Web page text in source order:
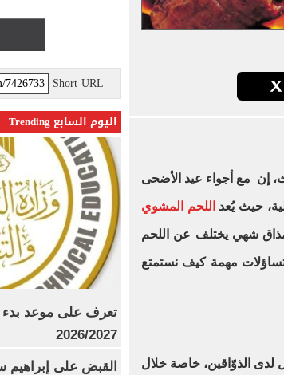
إن مع أجواء عيد الأضحى
حيث يُعد اللحم المشوي
شهي يختلف عن اللحم
مهمة كيف نستمتع
لدى الذوّاقين، خاصة خلال
Short URL
اليوم السابع Trending
تعرف على موعد بدء
2026/2027
القبض على إبراهيم